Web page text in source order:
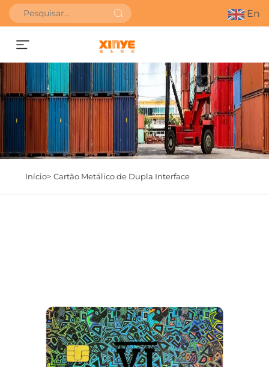
En
Obter orçamento
Início> Cartão Metálico de Dupla Interface